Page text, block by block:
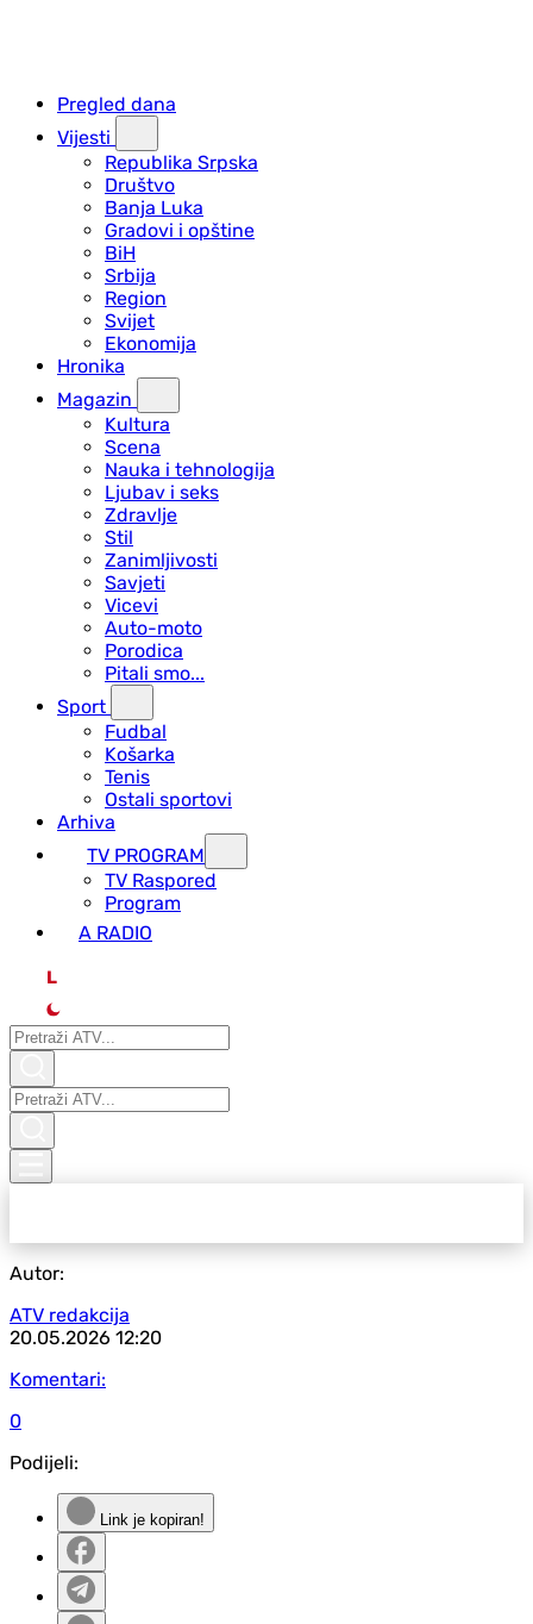
Pregled dana
Vijesti
Republika Srpska
Društvo
Banja Luka
Gradovi i opštine
BiH
Srbija
Region
Svijet
Ekonomija
Hronika
Magazin
Kultura
Scena
Nauka i tehnologija
Ljubav i seks
Zdravlje
Stil
Zanimljivosti
Savjeti
Vicevi
Auto-moto
Porodica
Pitali smo...
Sport
Fudbal
Košarka
Tenis
Ostali sportovi
Arhiva
TV PROGRAM
ТV Raspored
Program
A RADIO
L
Autor:
ATV redakcija
20.05.2026 12:20
Komentari:
0
Podijeli:
Link je kopiran!